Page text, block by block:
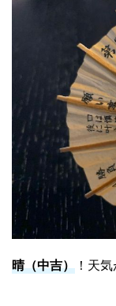
晴（中吉） ！天